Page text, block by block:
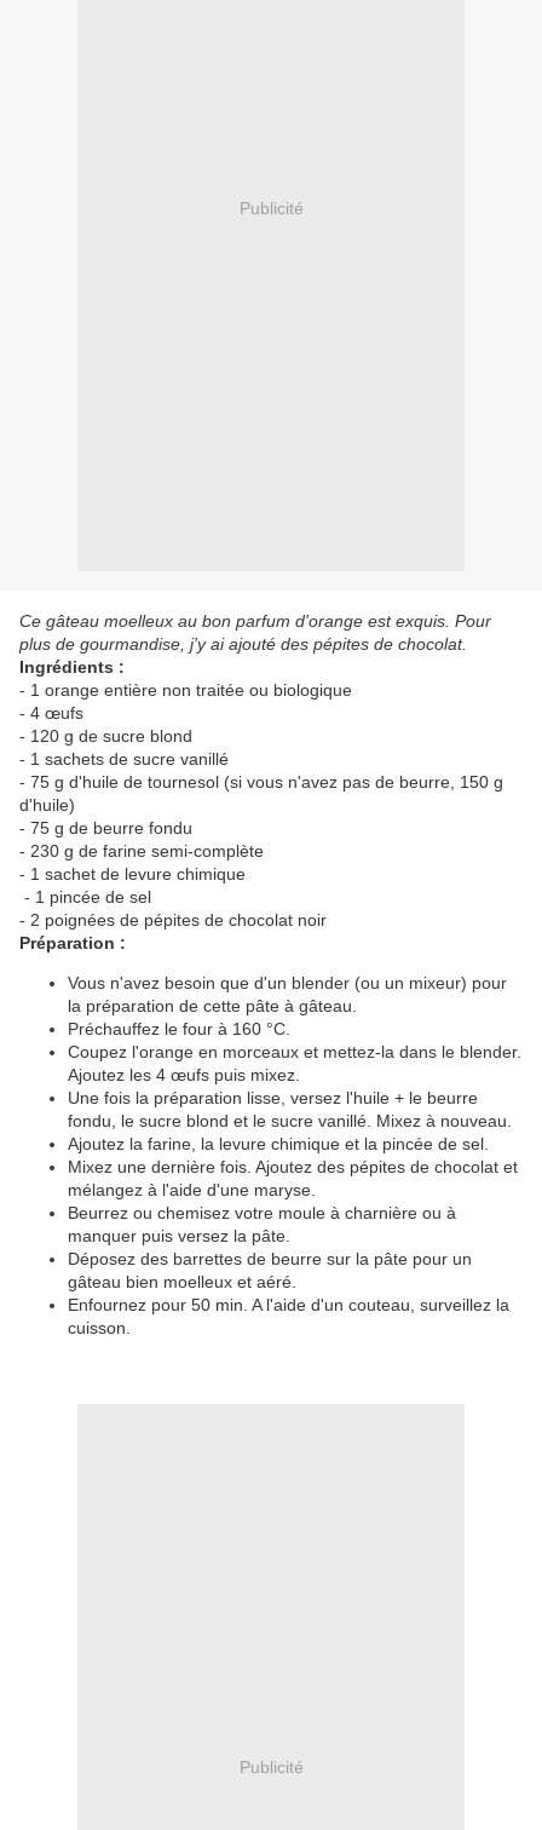
Publicité
Ce gâteau moelleux au bon parfum d'orange est exquis. Pour
plus de gourmandise, j'y ai ajouté des pépites de chocolat.
Ingrédients :
- 1 orange entière non traitée ou biologique
- 4 œufs
- 120 g de sucre blond
- 1 sachets de sucre vanillé
- 75 g d'huile de tournesol (si vous n'avez pas de beurre, 150 g
d'huile)
- 75 g de beurre fondu
- 230 g de farine semi-complète
- 1 sachet de levure chimique
- 1 pincée de sel
- 2 poignées de pépites de chocolat noir
Préparation :
Vous n'avez besoin que d'un blender (ou un mixeur) pour
la préparation de cette pâte à gâteau.
Préchauffez le four à 160 °C.
Coupez l'orange en morceaux et mettez-la dans le blender.
Ajoutez les 4 œufs puis mixez.
Une fois la préparation lisse, versez l'huile + le beurre
fondu, le sucre blond et le sucre vanillé. Mixez à nouveau.
Ajoutez la farine, la levure chimique et la pincée de sel.
Mixez une dernière fois. Ajoutez des pépites de chocolat et
mélangez à l'aide d'une maryse.
Beurrez ou chemisez votre moule à charnière ou à
manquer puis versez la pâte.
Déposez des barrettes de beurre sur la pâte pour un
gâteau bien moelleux et aéré.
Enfournez pour 50 min. A l'aide d'un couteau, surveillez la
cuisson.
Publicité